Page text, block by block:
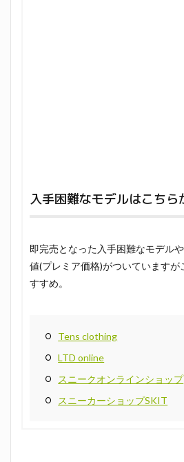
入手困難なモデルはこちら
即完売となった入手困難なモデル
値(プレミア価格)がついていますが
すすめ。
Tens clothing
LTD online
スニークオンラインショップ
スニーカーショップSKIT